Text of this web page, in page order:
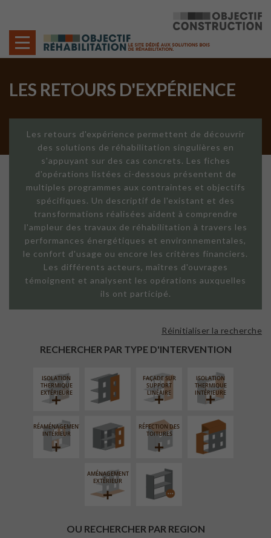
LES RETOURS D'EXPÉRIENCE
Les retours d'expérience permettent de découvrir
des solutions de réhabilitation singulières en
s'appuyant sur des cas concrets. Les fiches
d'opérations listées ci-dessous présentent de
multiples programmes aux contraintes et objectifs
spécifiques. Un descriptif de l'existant et des
transformations réalisées aident à comprendre
l'ampleur des travaux de réhabilitation à travers les
performances énergétiques et environnementales,
le confort d'usage ou encore les critères financiers.
Les différents acteurs, maîtres d'ouvrages
témoignent et analysent les opérations auxquelles
ils ont participé.
RECHERCHER PAR TYPE D'INTERVENTION
Réinitialiser la recherche
ISOLATION
THERMIQUE
EXTÉRIEURE
FAÇADE SUR
SUPPORT
LINÉAIRE
ISOLATION
THERMIQUE
INTÉRIEURE
RÉAMÉNAGEMENT
INTÉRIEUR
FERMETURE
LOGGIAS
RÉFECTION DES
TOITURES
SURÉLÉVATION
EXTENSION
AMÉNAGEMENT
EXTÉRIEUR
PROCÉDÉ
PARTICULIER
OU RECHERCHER PAR REGION